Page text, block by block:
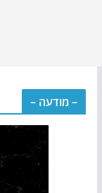
– מודעה –